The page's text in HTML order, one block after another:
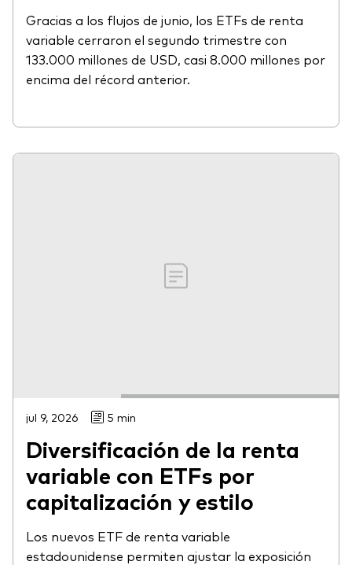
Gracias a los flujos de junio, los ETFs de renta
variable cerraron el segundo trimestre con
133.000 millones de USD, casi 8.000 millones por
encima del récord anterior.
jul 9, 2026 5 min
Diversificación de la renta
variable con ETFs por
capitalización y estilo
Los nuevos ETF de renta variable
estadounidense permiten ajustar la exposición